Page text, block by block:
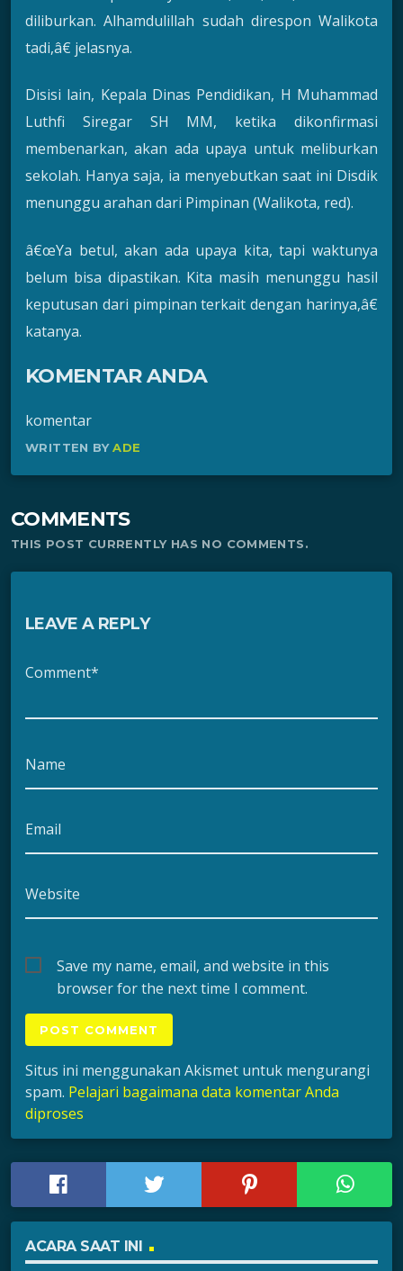
diliburkan. Alhamdulillah sudah direspon Walikota
tadi,â€ jelasnya.
Disisi lain, Kepala Dinas Pendidikan, H Muhammad
Luthfi Siregar SH MM, ketika dikonfirmasi
membenarkan, akan ada upaya untuk meliburkan
sekolah. Hanya saja, ia menyebutkan saat ini Disdik
menunggu arahan dari Pimpinan (Walikota, red).
â€œYa betul, akan ada upaya kita, tapi waktunya
belum bisa dipastikan. Kita masih menunggu hasil
keputusan dari pimpinan terkait dengan harinya,â€
katanya.
KOMENTAR ANDA
komentar
WRITTEN BYADE
COMMENTS
THIS POST CURRENTLY HAS NO COMMENTS.
LEAVE A REPLY
Comment*
Name
Email
Website
Save my name, email, and website in this
browser for the next time I comment.
Situs ini menggunakan Akismet untuk mengurangi
spam. Pelajari bagaimana data komentar Anda
diproses
ACARA SAAT INI